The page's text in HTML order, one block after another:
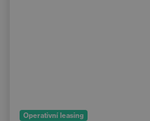
Operativní leasing